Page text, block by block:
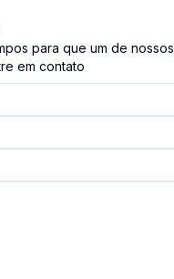
para que um de nossos
em contato